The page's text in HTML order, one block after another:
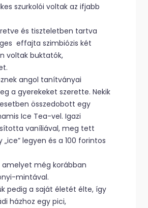
szurkolói voltak az ifjabb
és tiszteletben tartva
effajta szimbiózis két
voltak buktatók,
angol tanítványai
a gyerekeket szerette. Nekik
összedobott egy
Ice Tea-vel. Igazi
vaníliával, meg tett
legyen és a 100 forintos
amelyet még korábban
mintával.
pedig a saját életét élte, így
házhoz egy pici,